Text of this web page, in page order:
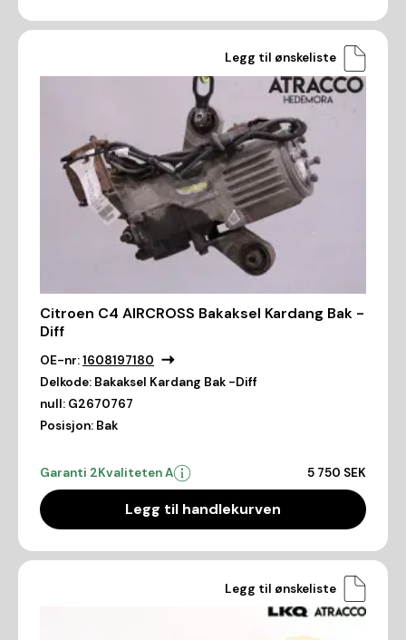
Legg til ønskeliste
Citroen C4 AIRCROSS Bakaksel Kardang Bak -
Diff
OE-nr:1608197180
Delkode: Bakaksel Kardang Bak -Diff
null: G2670767
Posisjon: Bak
Garanti 2Kvaliteten A 5 750 SEK
Legg til handlekurven
Legg til ønskeliste